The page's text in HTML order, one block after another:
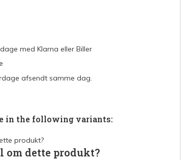
med Klarna eller Biller
afsendt samme dag.
in the following variants:
om dette produkt?